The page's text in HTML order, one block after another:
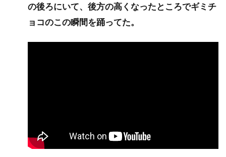
の後ろにいて、後方の高くなったところでギミチ
ョコのこの瞬間を踊ってた。